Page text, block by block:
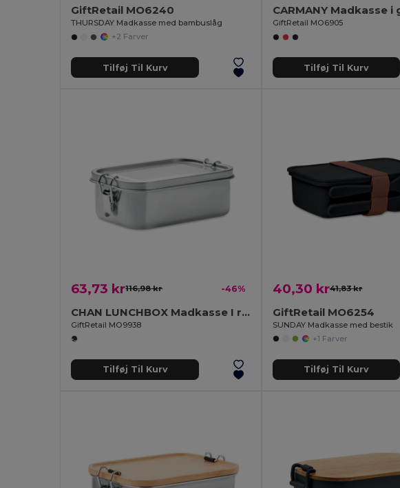
GiftRetail MO6240
THURSDAY Madkasse med bambuslåg
+2 Farver
Tilføj Til Kurv
GiftRetail MO6905
Tilføj Til Kurv
63,73 kr116,98 kr -46%
CHAN LUNCHBOX Madkasse I rustfrit stål 750 ml
GiftRetail MO9938
Tilføj Til Kurv
40,30 kr41,83 kr
GiftRetail MO6254
SUNDAY Madkasse med bestik
+1 Farver
Tilføj Til Kurv